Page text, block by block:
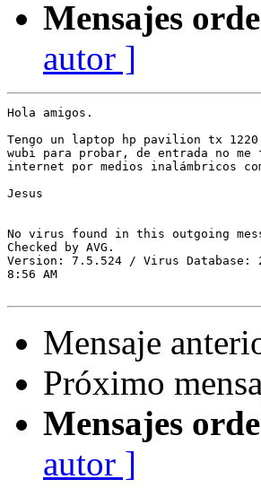
Mensajes
autor ]
Hola amigos.
Tengo un laptop hp pavilion tx
wubi para probar, de entrada no
internet por medios inalámbricos
Jesus
No virus found in this outgoing
Checked by AVG.
Version: 7.5.524 / Virus Database:
8:56 AM
Mensaje
Próximo
Mensajes
autor ]